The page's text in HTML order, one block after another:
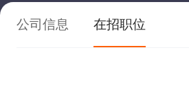
公司信息 在招职位